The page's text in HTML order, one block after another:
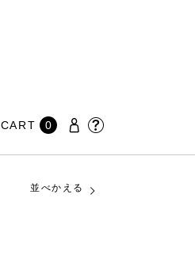
CART 0
並べかえる